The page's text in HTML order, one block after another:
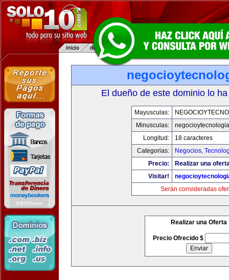
El dueño de este dominio lo
Mayusculas:
Minusculas:
Longitud:
18 caracteres
Categorias:
Negocios,
Precio:
Realizar una
Visitar!
Serán consideradas
Realizar una Oferta
Precio Ofrecido $